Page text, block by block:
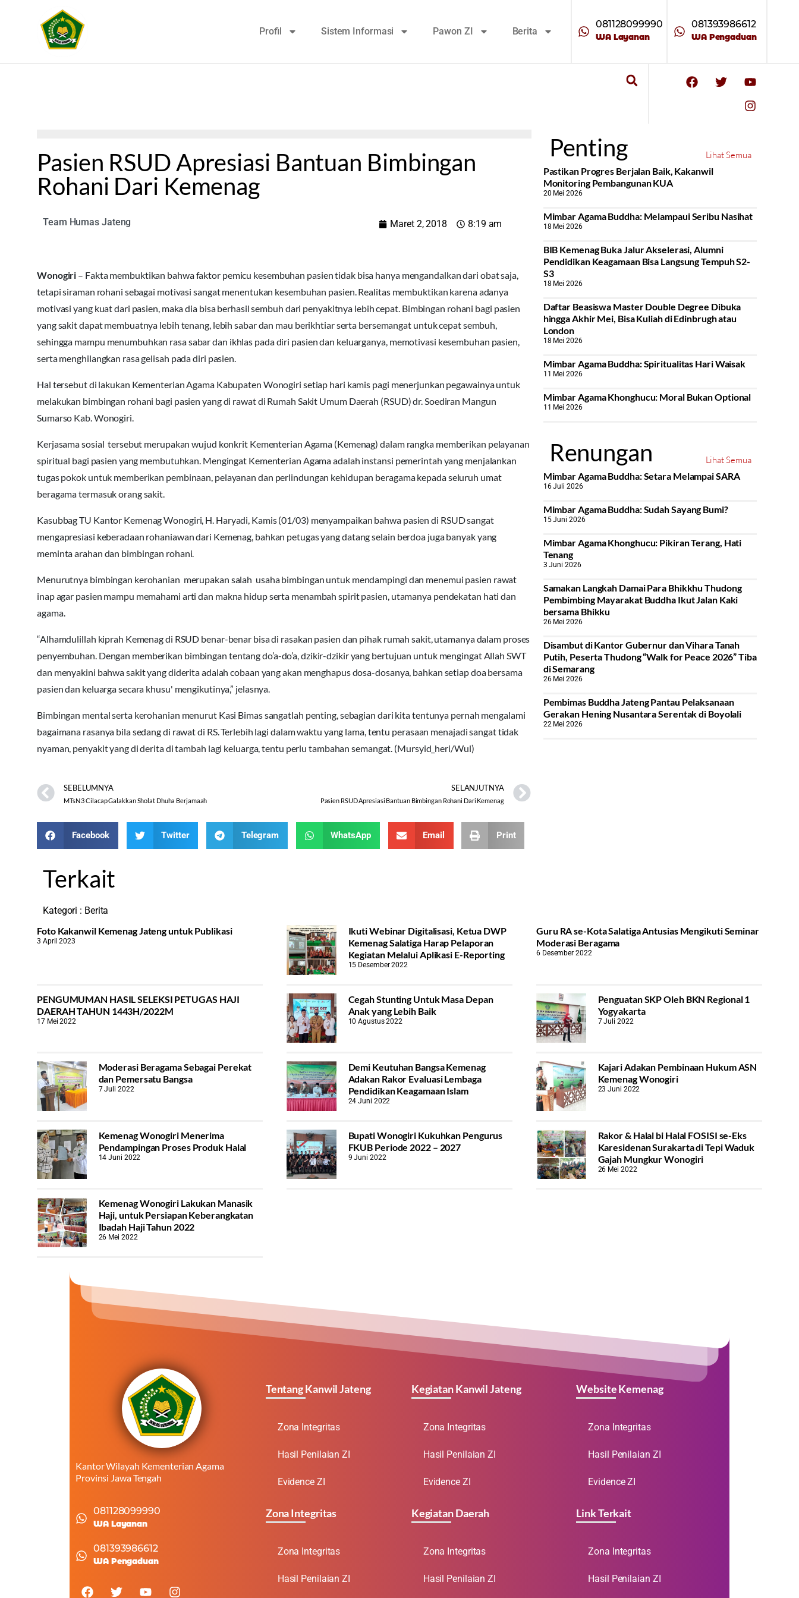
Profil Sistem Informasi Pawon ZI Berita
081128099990
WA Layanan
081393986612
WA Pengaduan
Pasien RSUD Apresiasi Bantuan Bimbingan
Rohani Dari Kemenag
Team Humas Jateng Maret 2, 2018 8:19 am
Wonogiri – Fakta membuktikan bahwa faktor pemicu kesembuhan pasien tidak bisa hanya mengandalkan dari obat saja,
tetapi siraman rohani sebagai motivasi sangat menentukan kesembuhan pasien. Realitas membuktikan karena adanya
motivasi yang kuat dari pasien, maka dia bisa berhasil sembuh dari penyakitnya lebih cepat. Bimbingan rohani bagi pasien
yang sakit dapat membuatnya lebih tenang, lebih sabar dan mau berikhtiar serta bersemangat untuk cepat sembuh,
sehingga mampu menumbuhkan rasa sabar dan ikhlas pada diri pasien dan keluarganya, memotivasi kesembuhan pasien,
serta menghilangkan rasa gelisah pada diri pasien.
Hal tersebut di lakukan Kementerian Agama Kabupaten Wonogiri setiap hari kamis pagi menerjunkan pegawainya untuk
melakukan bimbingan rohani bagi pasien yang di rawat di Rumah Sakit Umum Daerah (RSUD) dr. Soediran Mangun
Sumarso Kab. Wonogiri.
Kerjasama sosial tersebut merupakan wujud konkrit Kementerian Agama (Kemenag) dalam rangka memberikan pelayanan
spiritual bagi pasien yang membutuhkan. Mengingat Kementerian Agama adalah instansi pemerintah yang menjalankan
tugas pokok untuk memberikan pembinaan, pelayanan dan perlindungan kehidupan beragama kepada seluruh umat
beragama termasuk orang sakit.
Kasubbag TU Kantor Kemenag Wonogiri, H. Haryadi, Kamis (01/03) menyampaikan bahwa pasien di RSUD sangat
mengapresiasi keberadaan rohaniawan dari Kemenag, bahkan petugas yang datang selain berdoa juga banyak yang
meminta arahan dan bimbingan rohani.
Menurutnya bimbingan kerohanian merupakan salah usaha bimbingan untuk mendampingi dan menemui pasien rawat
inap agar pasien mampu memahami arti dan makna hidup serta menambah spirit pasien, utamanya pendekatan hati dan
agama.
“Alhamdulillah kiprah Kemenag di RSUD benar-benar bisa di rasakan pasien dan pihak rumah sakit, utamanya dalam proses
penyembuhan. Dengan memberikan bimbingan tentang do’a-do’a, dzikir-dzikir yang bertujuan untuk mengingat Allah SWT
dan menyakini bahwa sakit yang diderita adalah cobaan yang akan menghapus dosa-dosanya, bahkan setiap doa bersama
pasien dan keluarga secara khusu' mengikutinya,” jelasnya.
Bimbingan mental serta kerohanian menurut Kasi Bimas sangatlah penting, sebagian dari kita tentunya pernah mengalami
bagaimana rasanya bila sedang di rawat di RS. Terlebih lagi dalam waktu yang lama, tentu perasaan menajadi sangat tidak
nyaman, penyakit yang di derita di tambah lagi keluarga, tentu perlu tambahan semangat. (Mursyid_heri/Wul)
SEBELUMNYA
MTsN 3 Cilacap Galakkan Sholat Dhuha Berjamaah
SELANJUTNYA
Pasien RSUD Apresiasi Bantuan Bimbingan Rohani Dari Kemenag
Facebook Twitter Telegram WhatsApp Email Print
Penting
Lihat Semua
Pastikan Progres Berjalan Baik, Kakanwil
Monitoring Pembangunan KUA
20 Mei 2026
Mimbar Agama Buddha: Melampaui Seribu Nasihat
18 Mei 2026
BIB Kemenag Buka Jalur Akselerasi, Alumni
Pendidikan Keagamaan Bisa Langsung Tempuh S2-
S3
18 Mei 2026
Daftar Beasiswa Master Double Degree Dibuka
hingga Akhir Mei, Bisa Kuliah di Edinbrugh atau
London
18 Mei 2026
Mimbar Agama Buddha: Spiritualitas Hari Waisak
11 Mei 2026
Mimbar Agama Khonghucu: Moral Bukan Optional
11 Mei 2026
Renungan
Lihat Semua
Mimbar Agama Buddha: Setara Melampai SARA
16 Juli 2026
Mimbar Agama Buddha: Sudah Sayang Bumi?
15 Juni 2026
Mimbar Agama Khonghucu: Pikiran Terang, Hati
Tenang
3 Juni 2026
Samakan Langkah Damai Para Bhikkhu Thudong
Pembimbing Mayarakat Buddha Ikut Jalan Kaki
bersama Bhikku
26 Mei 2026
Disambut di Kantor Gubernur dan Vihara Tanah
Putih, Peserta Thudong “Walk for Peace 2026” Tiba
di Semarang
26 Mei 2026
‎Pembimas Buddha Jateng Pantau Pelaksanaan
Gerakan Hening Nusantara Serentak di Boyolali
22 Mei 2026
Terkait
Kategori : Berita
Foto Kakanwil Kemenag Jateng untuk Publikasi
3 April 2023
Ikuti Webinar Digitalisasi, Ketua DWP
Kemenag Salatiga Harap Pelaporan
Kegiatan Melalui Aplikasi E-Reporting
15 Desember 2022
Guru RA se-Kota Salatiga Antusias Mengikuti Seminar
Moderasi Beragama
6 Desember 2022
PENGUMUMAN HASIL SELEKSI PETUGAS HAJI
DAERAH TAHUN 1443H/2022M
17 Mei 2022
Cegah Stunting Untuk Masa Depan
Anak yang Lebih Baik
10 Agustus 2022
Penguatan SKP Oleh BKN Regional 1
Yogyakarta
7 Juli 2022
Moderasi Beragama Sebagai Perekat
dan Pemersatu Bangsa
7 Juli 2022
Demi Keutuhan Bangsa Kemenag
Adakan Rakor Evaluasi Lembaga
Pendidikan Keagamaan Islam
24 Juni 2022
Kajari Adakan Pembinaan Hukum ASN
Kemenag Wonogiri
23 Juni 2022
Kemenag Wonogiri Menerima
Pendampingan Proses Produk Halal
14 Juni 2022
Bupati Wonogiri Kukuhkan Pengurus
FKUB Periode 2022 – 2027
9 Juni 2022
Rakor & Halal bi Halal FOSISI se-Eks
Karesidenan Surakarta di Tepi Waduk
Gajah Mungkur Wonogiri
26 Mei 2022
Kemenag Wonogiri Lakukan Manasik
Haji, untuk Persiapan Keberangkatan
Ibadah Haji Tahun 2022
26 Mei 2022
Kantor Wilayah Kementerian Agama
Provinsi Jawa Tengah
081128099990
WA Layanan
081393986612
WA Pengaduan
Tentang Kanwil Jateng
Zona Integritas
Hasil Penilaian ZI
Evidence ZI
Zona Integritas
Zona Integritas
Hasil Penilaian ZI
Kegiatan Kanwil Jateng
Zona Integritas
Hasil Penilaian ZI
Evidence ZI
Kegiatan Daerah
Zona Integritas
Hasil Penilaian ZI
Website Kemenag
Zona Integritas
Hasil Penilaian ZI
Evidence ZI
Link Terkait
Zona Integritas
Hasil Penilaian ZI